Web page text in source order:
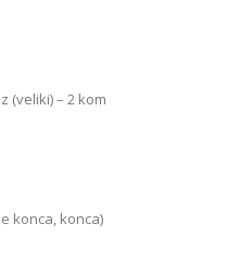
(veliki) – 2 kom
konca, konca)